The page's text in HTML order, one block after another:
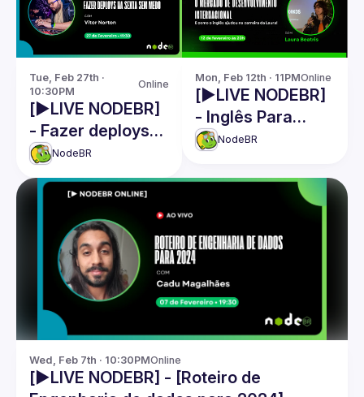
Tue, Feb 27th ·
10:30PM
Online
[▶️LIVE NODEBR]
- Fazer deploys
na sexta sem
medo
NodeBR
Mon, Feb 12th · 11PMOnline
[▶️LIVE NODEBR]
- Inglês Para
Mercado De
- Laura Beatris
NodeBR
Wed, Feb 7th · 10:30PMOnline
[▶️LIVE NODEBR] - [Roteiro de